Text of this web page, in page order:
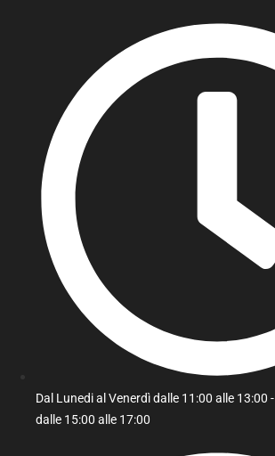
Dal Lunedi al Venerdì dalle 11:00 alle 13:00 -
dalle 15:00 alle 17:00